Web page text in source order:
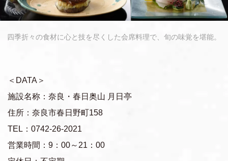
四季折々の食材に心と技を尽くした会席料理で、旬の味覚を堪能。
＜DATA＞
施設名称：奈良・春日奥山 月日亭
住所：奈良市春日野町158
TEL：0742-26-2021
営業時間：9：00～21：00